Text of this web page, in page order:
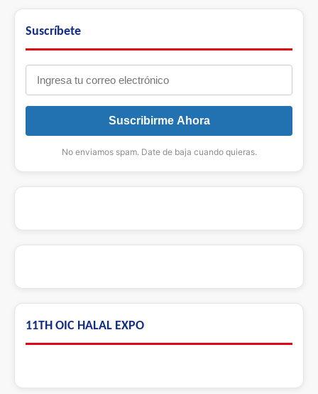
Suscríbete
Suscribirme Ahora
No enviamos spam. Date de baja cuando quieras.
11TH OIC HALAL EXPO